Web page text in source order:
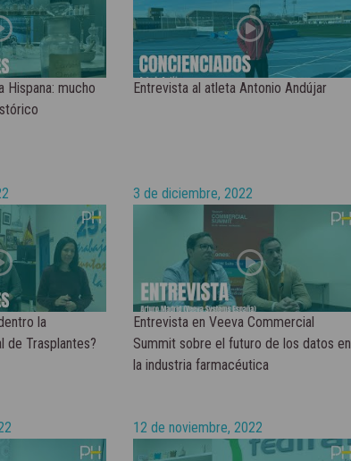
Hispana: mucho
Entrevista al atleta Antonio Andújar
la
de Trasplantes?
3 de diciembre, 2022
Entrevista en Veeva Commercial
Summit sobre el futuro de los datos en
la industria farmacéutica
12 de noviembre, 2022